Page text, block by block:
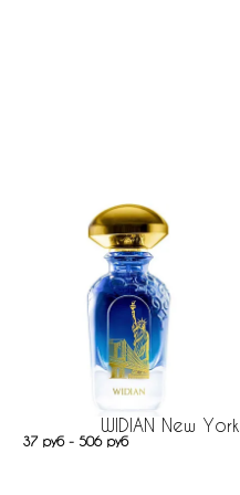
WIDIAN New York
37 руб - 506 руб